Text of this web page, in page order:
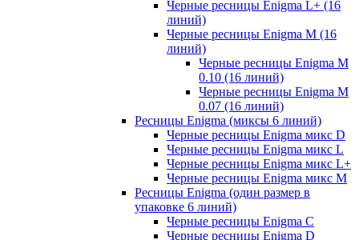
Черные ресницы Enigma L+ (16
линий)
Черные ресницы Enigma M (16
линий)
Черные ресницы Enigma M
0.10 (16 линий)
Черные ресницы Enigma M
0.07 (16 линий)
Ресницы Enigma (миксы 6 линий)
Черные ресницы Enigma микс D
Черные ресницы Enigma микс L
Черные ресницы Enigma микс L+
Черные ресницы Enigma микс M
Ресницы Enigma (один размер в
упаковке 6 линий)
Черные ресницы Enigma C
Черные ресницы Enigma D